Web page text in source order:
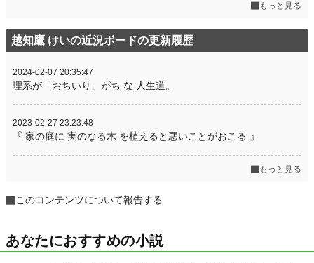
もっと見る
越知鷹 けいの近況ボードの更新履歴
2024-02-07 20:35:47
理系が「おちいり」がち な 人生道。
2023-02-27 23:23:48
『 家の庭に 実のなる木 を植えると悪いことがおこる 』
もっと見る
このコンテンツについて報告する
あなたにおすすめの小説